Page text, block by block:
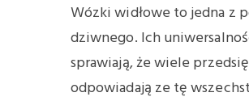
Wózki widłowe to jedna z
dziwnego. Ich
sprawiają, że wiele
odpowiadają ze tę